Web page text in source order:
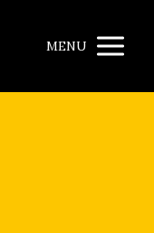
MENU